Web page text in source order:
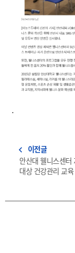
.
navigate_before 이전글
안산대 웰니스센터
대상 건강관리 교